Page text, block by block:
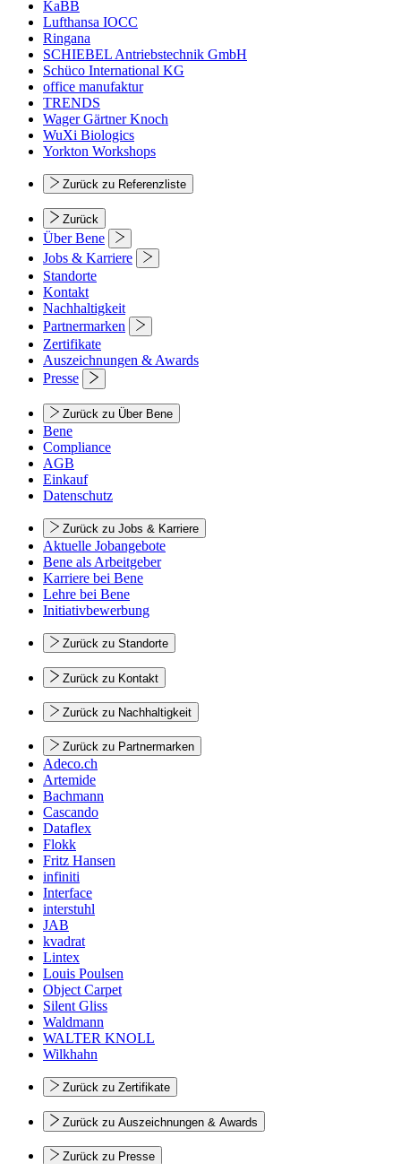
KaBB
Lufthansa IOCC
Ringana
SCHIEBEL Antriebstechnik GmbH
Schüco International KG
office manufaktur
TRENDS
Wager Gärtner Knoch
WuXi Biologics
Yorkton Workshops
Zurück zu Referenzliste
Zurück
Über Bene
Jobs & Karriere
Standorte
Kontakt
Nachhaltigkeit
Partnermarken
Zertifikate
Auszeichnungen & Awards
Presse
Zurück zu Über Bene
Bene
Compliance
AGB
Einkauf
Datenschutz
Zurück zu Jobs & Karriere
Aktuelle Jobangebote
Bene als Arbeitgeber
Karriere bei Bene
Lehre bei Bene
Initiativbewerbung
Zurück zu Standorte
Zurück zu Kontakt
Zurück zu Nachhaltigkeit
Zurück zu Partnermarken
Adeco.ch
Artemide
Bachmann
Cascando
Dataflex
Flokk
Fritz Hansen
infiniti
Interface
interstuhl
JAB
kvadrat
Lintex
Louis Poulsen
Object Carpet
Silent Gliss
Waldmann
WALTER KNOLL
Wilkhahn
Zurück zu Zertifikate
Zurück zu Auszeichnungen & Awards
Zurück zu Presse